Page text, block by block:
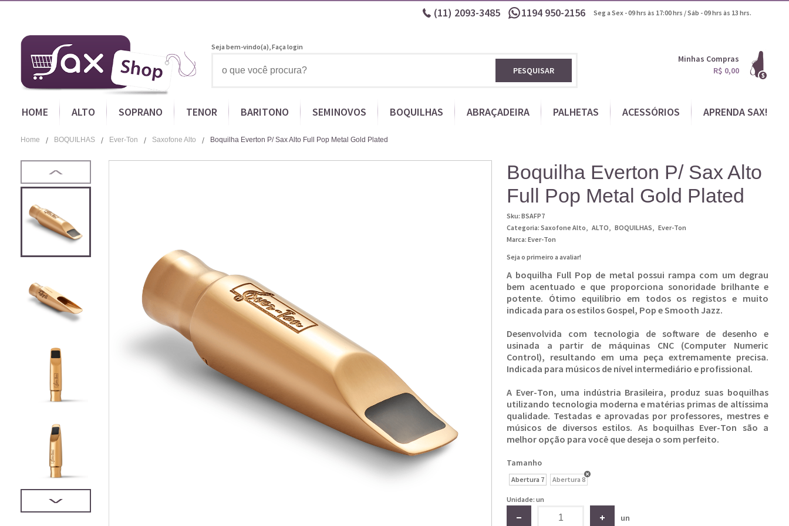
(11) 2093-3485 1194950-2156 Seg a Sex - 09 hrs às 17:00 hrs / Sáb - 09 hrs às 13 hrs.
Seja bem-vindo(a),Faça login
PESQUISAR
Minhas Compras
R$ 0,00
HOME ALTO SOPRANO TENOR BARITONO SEMINOVOS BOQUILHAS ABRAÇADEIRA PALHETAS ACESSÓRIOS APRENDA SAX!
Home BOQUILHAS Ever-Ton Saxofone Alto Boquilha Everton P/ Sax Alto Full Pop Metal Gold Plated
Boquilha Everton P/ Sax Alto
Full Pop Metal Gold Plated
Sku:BSAFP7
Categoria: Saxofone Alto ALTO BOQUILHAS
Ever-Ton
Marca:Ever-Ton
Seja o primeiro a avaliar!
A boquilha Full Pop de metal possui rampa com um degrau
bem acentuado e que proporciona sonoridade brilhante e
potente. Ótimo equilíbrio em todos os registos e muito
indicada para os estilos Gospel, Pop e Smooth Jazz.
Desenvolvida com tecnologia de software de desenho e
usinada a partir de máquinas CNC (Computer Numeric
Control), resultando em uma peça extremamente precisa.
Indicada para músicos de nível intermediário e profissional.
A Ever-Ton, uma indústria Brasileira, produz suas boquilhas
utilizando tecnologia moderna e matérias primas de altíssima
qualidade. Testadas e aprovadas por professores, mestres e
músicos de diversos estilos. As boquilhas Ever-Ton são a
melhor opção para você que deseja o som perfeito.
Tamanho
Abertura 7 Abertura 8
Unidade: un
un